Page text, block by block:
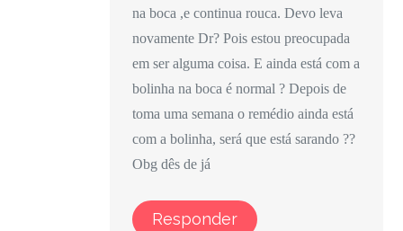
na boca ,e continua rouca. Devo leva
novamente Dr? Pois estou preocupada
em ser alguma coisa. E ainda está com a
bolinha na boca é normal ? Depois de
toma uma semana o remédio ainda está
com a bolinha, será que está sarando ??
Obg dês de já
Responder